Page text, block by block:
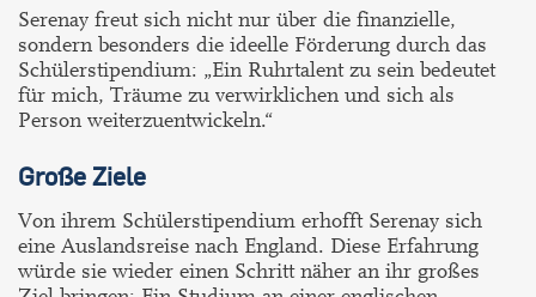
Serenay freut sich nicht nur über die finanzielle,
sondern besonders die ideelle Förderung durch das
Schülerstipendium: „Ein Ruhrtalent zu sein bedeutet
für mich, Träume zu verwirklichen und sich als
Person weiterzuentwickeln.“
Große Ziele
Von ihrem Schülerstipendium erhofft Serenay sich
eine Auslandsreise nach England. Diese Erfahrung
würde sie wieder einen Schritt näher an ihr großes